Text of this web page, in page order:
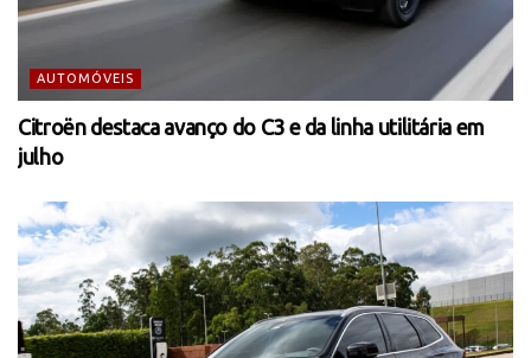
AUTOMÓVEIS
Citroën destaca avanço do C3 e da linha utilitária em
julho